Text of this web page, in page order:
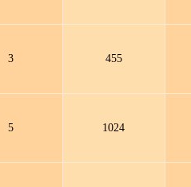
3
455
5
1024